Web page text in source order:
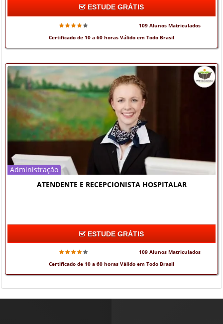
ESTUDE GRÁTIS
109 Alunos Matriculados
Certificado de 10 a 60 horas Válido em Todo Brasil
Administração
ATENDENTE E RECEPCIONISTA HOSPITALAR
ESTUDE GRÁTIS
109 Alunos Matriculados
Certificado de 10 a 60 horas Válido em Todo Brasil